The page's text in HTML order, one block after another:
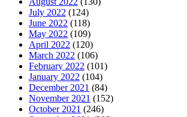
July 2022 (124)
June 2022 (118)
May 2022 (109)
April 2022 (120)
March 2022 (106)
February 2022 (101)
January 2022 (104)
December 2021 (84)
November 2021 (152)
October 2021 (246)